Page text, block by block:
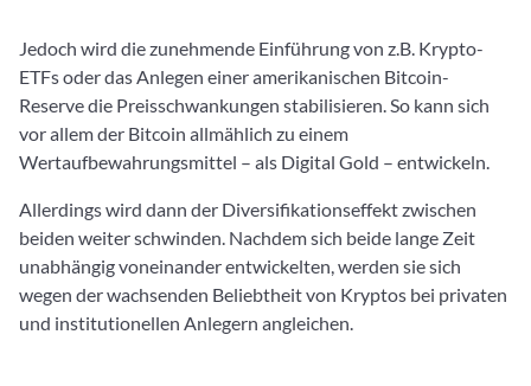
Jedoch wird die zunehmende Einführung von z.B. Krypto-
ETFs oder das Anlegen einer amerikanischen Bitcoin-
Reserve die Preisschwankungen stabilisieren. So kann sich
vor allem der Bitcoin allmählich zu einem
Wertaufbewahrungsmittel – als Digital Gold – entwickeln.
Allerdings wird dann der Diversifikationseffekt zwischen
beiden weiter schwinden. Nachdem sich beide lange Zeit
unabhängig voneinander entwickelten, werden sie sich
wegen der wachsenden Beliebtheit von Kryptos bei privaten
und institutionellen Anlegern angleichen.